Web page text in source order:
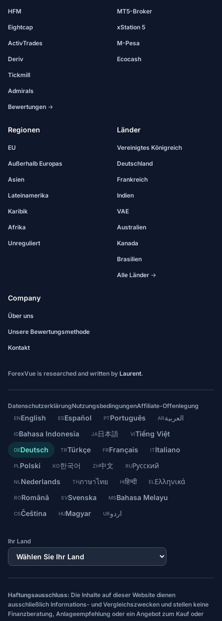
HFM
Eightcap
ActivTrades
Deriv
Tickmill
Admirals
Bewertungen →
MT5-Broker
xStation 5
M-Pesa
Ecocash
Regionen
EU
Außerhalb Europas
Asien
Lateinamerika
Karibik
Afrika
Unreguliert
Länder
Vereinigtes Königreich
Deutschland
Frankreich
Indien
VAE
Australien
Kanada
Brasilien
Alle Länder →
Company
Über uns
Unsere Bewertungsmethode
Kontakt
ForexVue is researched and written by Laurent.
DatenschutzerklärungNutzungsbedingungenAffiliate-Offenlegung
ENEnglish ESEspañol PTPortuguês ARالعربية
IDBahasa Indonesia JA日本語 VITiếng Việt
DEDeutsch TRTürkçe FRFrançais ITItaliano
PL Polski KO한국어 ZH中文 RUРусский
NL Nederlands THภาษาไทย HIहिन्दी EL Ελληνικά
RORomână SVSvenska MSBahasa Melayu
CSČeština HUMagyar URاردو
Ihr Land
Haftungsausschluss: Die Inhalte auf dieser Website dienen
ausschließlich Informations- und Vergleichszwecken und stellen keine
Finanzberatung, Anlageempfehlung oder ein Angebot zum Kauf oder